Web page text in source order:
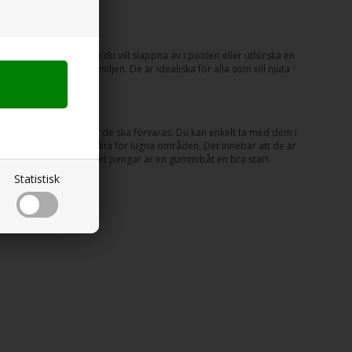
Statistisk
oavsett om du vill slappna av i poolen eller utforska en
kan rymma hela familjen. De är idealiska för alla som vill njuta
mycket plats när de ska förvaras. Du kan enkelt ta med dem i
vilket gör dem perfekta för lugna områden. Det innebär att de är
att spendera mycket pengar är en gummibåt en bra start.